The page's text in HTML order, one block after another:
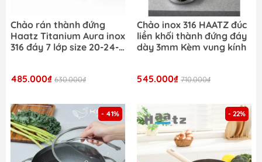
Chảo rán thành đứng
Haatz Titanium Aura inox
316 đáy 7 lớp size 20-24-
485.000₫ 630.000₫
Chảo inox 316 HAATZ đúc
liền khối thành đứng đáy
dày 3mm Kèm vung kính
545.000₫ 710.000₫
- 41% - 22%